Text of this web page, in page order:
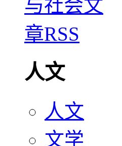
人文
人文
文学